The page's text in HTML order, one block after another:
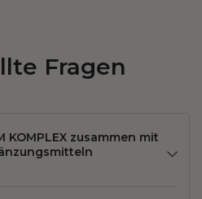
Fragen
KOMPLEX zusammen mit